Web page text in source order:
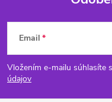
Z
á
p
Email
Vložením e-mailu súhlasíte s
údajov